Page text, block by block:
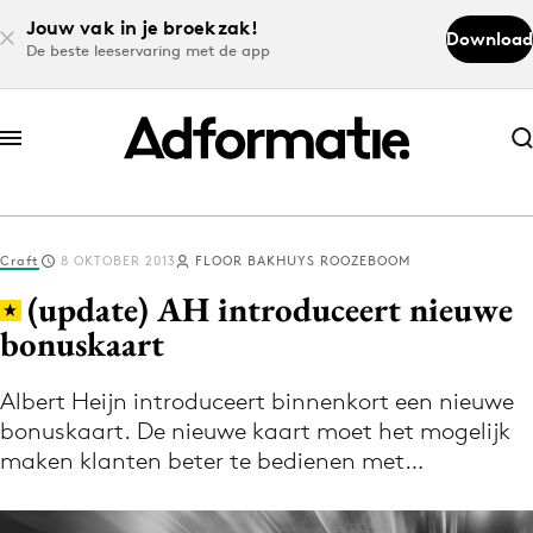
Jouw vak in je broekzak!
De beste leeservaring met de app
Download
Abonneer nu
Abonneer nu
Log in
Volg het laatste nieuws via de Adformatie
Nieuws app
Craft 8 OKTOBER 2013 FLOOR BAKHUYS ROOZEBOOM
(update) AH introduceert nieuwe
bonuskaart
Albert Heijn introduceert binnenkort een nieuwe
bonuskaart. De nieuwe kaart moet het mogelijk
maken klanten beter te bedienen met…